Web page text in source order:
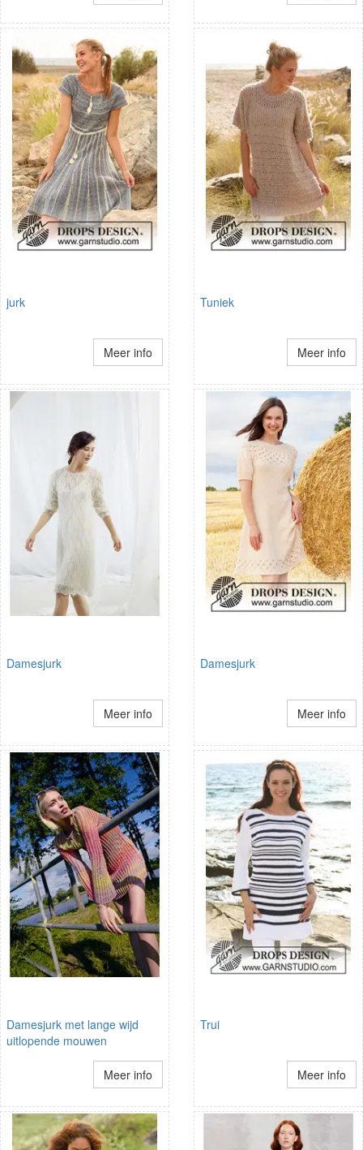
jurk
Meer info
Tuniek
Meer info
Damesjurk
Meer info
Damesjurk
Meer info
Damesjurk met lange wijd
uitlopende mouwen
Meer info
Trui
Meer info